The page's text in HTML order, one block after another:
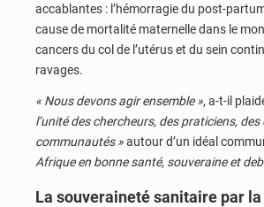
accablantes : l’hémorragie du post-
cause de mortalité maternelle dans le
cancers du col de l’utérus et du sein
ravages.
« Nous devons agir ensemble », a-t-il
l’unité des chercheurs, des praticiens,
communautés »autour d’un idéal
Afrique en bonne santé, souveraine et
La souveraineté sanitaire par la